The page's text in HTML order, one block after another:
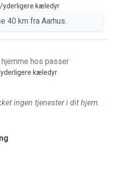
/yderligere kæledyr
40 km fra Aarhus.
hos passer
kæledyr
ingen tjenester i dit hjem.